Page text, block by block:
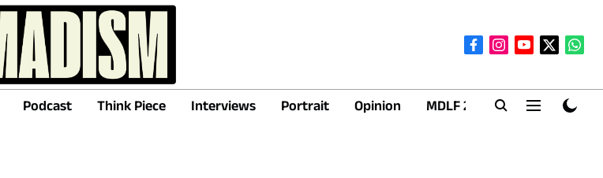
Podcast Think Piece Interviews Portrait Opinion MDLF 2026